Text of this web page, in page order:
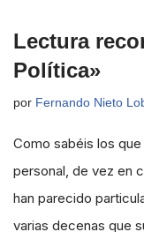
Lectura
Política»
por Fernando Nieto
Como sabéis los
personal, de vez en
han parecido
varias decenas que